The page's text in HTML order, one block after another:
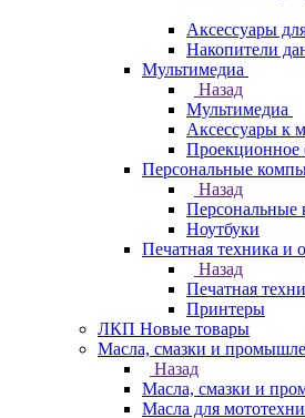
Аксессуары
Накопители
Мультимедиа
Назад
Мультимедиа
Аксессуары к
Проекционное
Персональные
Назад
Персональные
Ноутбуки
Печатная техника и
Назад
Печатная
Принтеры
ЛКП Новые товары
Масла, смазки и
Назад
Масла, смазки и
Масла для